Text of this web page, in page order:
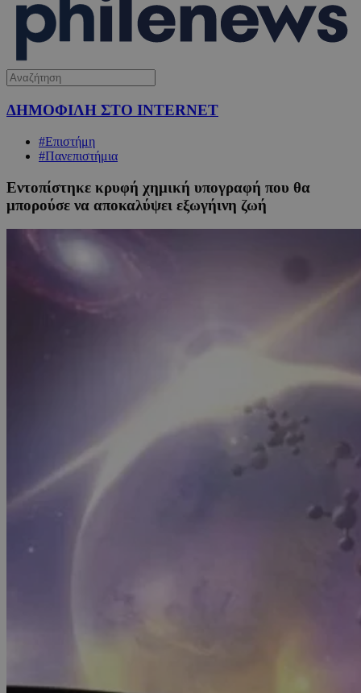
ΔΗΜΟΦΙΛΗ ΣΤΟ INTERNET
#Επιστήμη
#Πανεπιστήμια
Εντοπίστηκε κρυφή χημική υπογραφή που θα
μπορούσε να αποκαλύψει εξωγήινη ζωή